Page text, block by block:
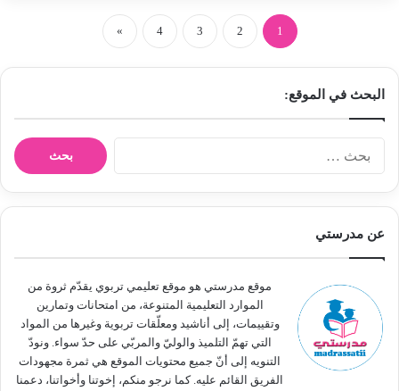
1
2
3
4
»
البحث في الموقع:
ن
عن مدرستي
موقع مدرستي هو موقع تعليمي تربوي يقدّم ثروة من
الموارد التعليمية المتنوعة، من امتحانات وتمارين
وتقييمات، إلى أناشيد ومعلّقات تربوية وغيرها من المواد
التي تهمّ التلميذ والوليّ والمربّي على حدّ سواء. ونودّ
التنويه إلى أنّ جميع محتويات الموقع هي ثمرة مجهودات
الفريق القائم عليه. كما نرجو منكم، إخوتنا وأخواتنا، دعمنا